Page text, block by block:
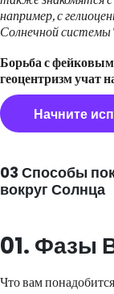
например, с
Солнечной
Борьба с
геоцентризм учат
Начните
03 Способы
вокруг Солнца
01. Фазы
Что вам